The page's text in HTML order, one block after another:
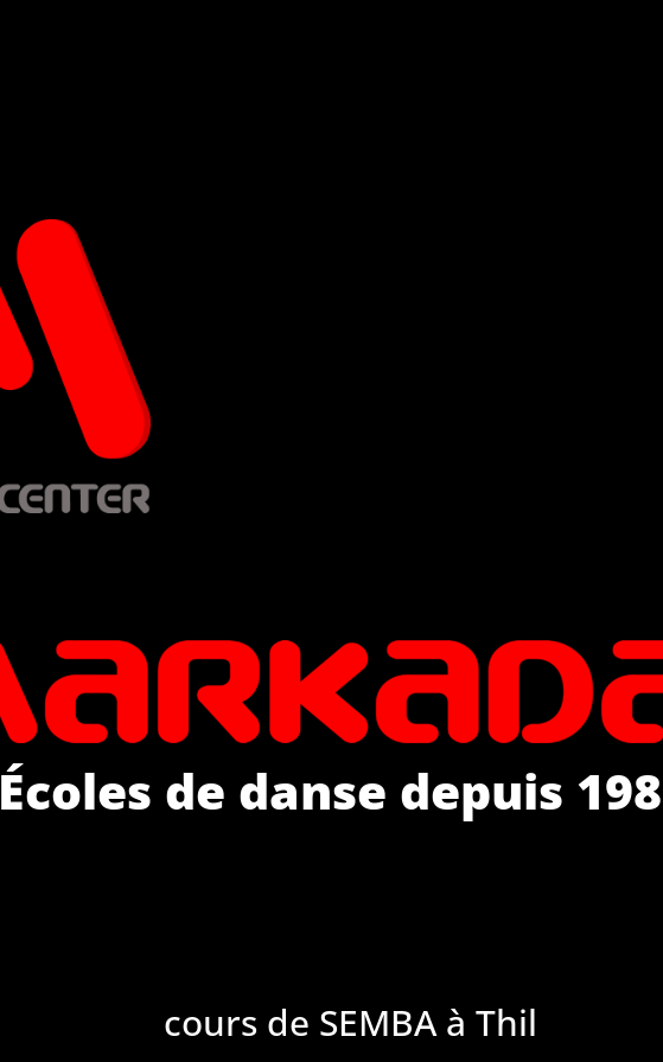
Écoles de danse depuis
cours de SEMBA à Thil